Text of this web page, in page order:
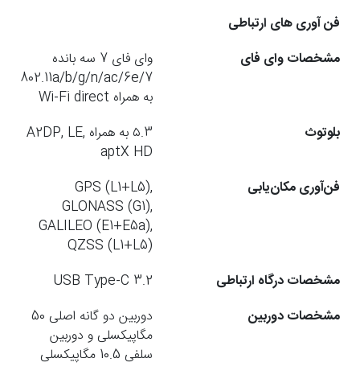
فن آوری های ارتباطی
مشخصات وای فای
وای فای 7 سه بانده
802.11a/b/g/n/ac/6e/7
به همراه Wi-Fi direct
بلوتوث
۵.3 به همراه A2DP, LE,
aptX HD
فن‌آوری مکان‌یابی
GPS (L1+L5),
GLONASS (G1),
GALILEO (E1+E5a),
QZSS (L1+L5)
مشخصات درگاه ارتباطی
USB Type-C 3.2
مشخصات دوربین
دوربین دو گانه اصلی 50
مگاپیکسلی و دوربین
سلفی 10.5 مگاپیکسلی